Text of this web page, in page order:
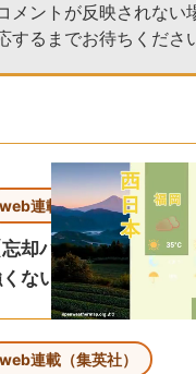
メントが反映されない
するまでお待ちくださ
web連載（集英社）
忘却バッテリー】帝徳
ない？
web連載（集英社）